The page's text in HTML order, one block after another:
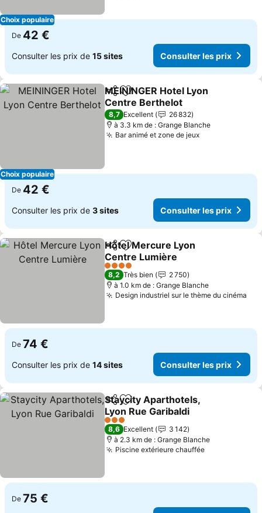
Choix populaire
De 42 €
Consulter les prix de 15 sites Consulter les prix
Choix populaire
PartagerAjouter à mes favoris
MEININGER Hotel Lyon
Centre Berthelot
Consulter les prix
8,7 Excellent
26 832
à 3.3 km de : Grange Blanche
Bar animé et zone de jeuxConsulter les
De 42 €
Consulter les prix de 3 sites Consulter les prix
PartagerAjouter à mes favoris
Hôtel Mercure Lyon
Centre Lumière
Consulter les prix
4 Étoiles
8,2 Très bien
2 750
à 1.0 km de : Grange Blanche
Design industriel sur le thème du cinéma
De 74 €
Consulter les prix de 14 sites Consulter les prix
PartagerAjouter à mes favoris
Staycity Aparthotels,
Lyon Rue Garibaldi
Consulter les prix
3 Étoiles
8,6 Excellent
3 142
à 2.3 km de : Grange Blanche
Piscine extérieure chaufféeConsulter
De 75 €